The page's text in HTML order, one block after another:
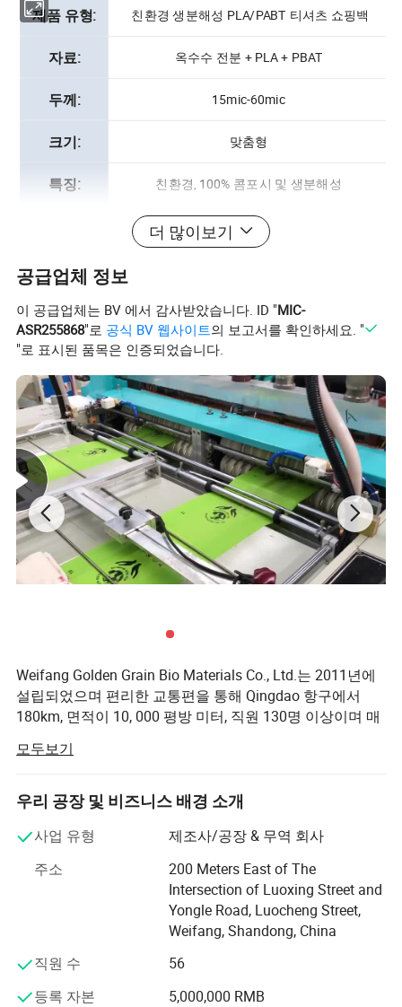
제품 유형: 친환경 생분해성 PLA/PABT 티셔츠 쇼핑백
자료: 옥수수 전분 + PLA + PBAT
두께: 15mic-60mic
크기: 맞춤형
특징: 친환경, 100% 콤포시 및 생분해성
녹색/흰색/투명 또는 고객의 요구 사항에 따름
사용:
보관 수명: 12-18개월
공급 능력: 매월 2000000개의 조각/조각
적용 분야: 𝔄로모션, 슈퍼마켓, 식료품, 전시회
산업용: 비즈니스 및 쇼핑, 𝔄로모션, 선물, 식료품,
더 많이보기
공급업체 정보
이 공급업체는 BV 에서 감사받았습니다. ID "MIC-
ASR255868"로 공식 BV 웹사이트의 보고서를 확인하세요. "
"로 표시된 품목은 인증되었습니다.
Weifang Golden Grain Bio Materials Co., Ltd.는 2011년에
설립되었으며 편리한 교통편을 통해 Qingdao 항구에서
180km, 면적이 10, 000 평방 미터, 직원 130명 이상이며 매
습니다.
당사의 모든 퇴비 안정 변형 원료 및 제품은 국제 공인 기관
에서 검사를 통과했으며 EN13432 및 BPI 인증서와 ASTM
D6400에 일치하는 TUV OK COMPOSTOost, DIN CERTTCO
이 회사는 8년 동안 생분해성 플라스틱 변형 및 제품의 원
스톱 생산 기업에 주력해 왔습니다. 현재 이 회사의 제품에
는 PBAT 및 옥수수 전분 필름 등급 변형 원료, PLA 고투명
원료, 전분 베이스 첨가물 배치 등이 있습니다. 다양한 종류
의 완제품이 들어 있는 생물학적 비닐 백. 신속한 납품에 대
모두보기
우리 공장 및 비즈니스 배경 소개
사업 유형
제조사/공장 & 무역 회사
주소
200 Meters East of The
Intersection of Luoxing Street and
Yongle Road, Luocheng Street,
Weifang, Shandong, China
직원 수
56
등록 자본
5,000,000 RMB